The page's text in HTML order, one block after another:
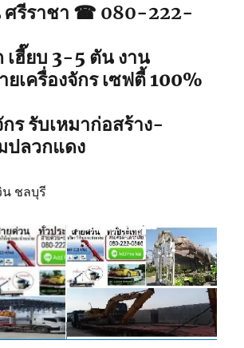
ศรีราชา ☎ 080-222-
เฮี๊ยบ 3-5 ตัน งาน
เครื่องจักร เซฟตี้ 100%
กร รับเหมาก่อสร้าง-
ลวกแดง
ชลบุรี